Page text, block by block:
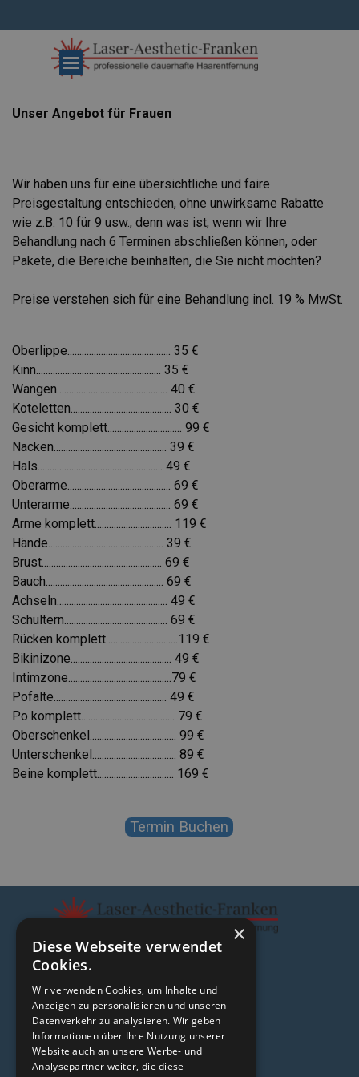
Menü überspringen
Unser Angebot für Frauen
Wir haben uns für eine übersichtliche und faire
Preisgestaltung entschieden, ohne unwirksame Rabatte
wie z.B. 10 für 9 usw., denn was ist, wenn wir Ihre
Behandlung nach 6 Terminen abschließen können, oder
Pakete, die Bereiche beinhalten, die Sie nicht möchten?
Preise verstehen sich für eine Behandlung incl. 19 % MwSt.
Oberlippe........................................... 35 €
Kinn.................................................... 35 €
Wangen.............................................. 40 €
Koteletten.......................................... 30 €
Gesicht komplett............................... 99 €
Nacken............................................... 39 €
Hals.................................................... 49 €
Oberarme........................................... 69 €
Unterarme.......................................... 69 €
Arme komplett................................ 119 €
Hände................................................ 39 €
Brust.................................................. 69 €
Bauch................................................. 69 €
Achseln.............................................. 49 €
Schultern........................................... 69 €
Rücken komplett..............................119 €
Bikinizone.......................................... 49 €
Intimzone...........................................79 €
Pofalte............................................... 49 €
Po komplett....................................... 79 €
Oberschenkel.................................... 99 €
Unterschenkel................................... 89 €
Beine komplett................................ 169 €
Termin Buchen
hier finden Sie uns
Laser-Aesthetic-Franken
Wolfgang Schroll
Binsackerweg 9
91338 Igensdorf
×
Diese Webseite verwendet
Cookies.
Wir verwenden Cookies, um Inhalte und
Anzeigen zu personalisieren und unseren
Datenverkehr zu analysieren. Wir geben
Informationen über Ihre Nutzung unserer
Website auch an unsere Werbe- und
Analysepartner weiter, die diese